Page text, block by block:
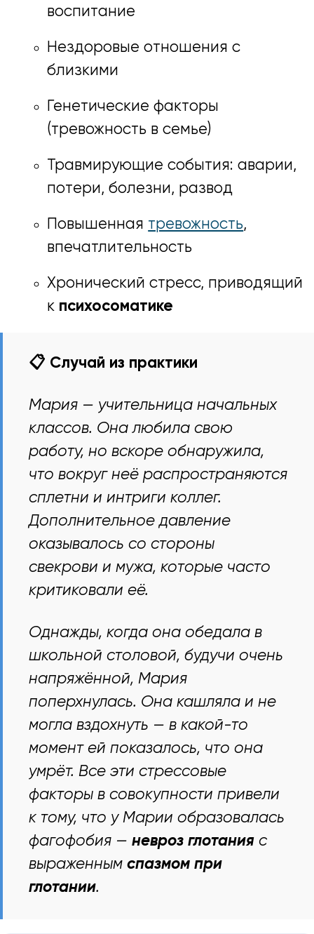
воспитание
Нездоровые отношения с
близкими
Генетические факторы
(тревожность в семье)
Травмирующие события: аварии,
потери, болезни, развод
Повышенная тревожность,
впечатлительность
Хронический стресс, приводящий
к психосоматике
📋 Случай из практики
Мария — учительница начальных
классов. Она любила свою
работу, но вскоре обнаружила,
что вокруг неё распространяются
сплетни и интриги коллег.
Дополнительное давление
оказывалось со стороны
свекрови и мужа, которые часто
критиковали её.
Однажды, когда она обедала в
школьной столовой, будучи очень
напряжённой, Мария
поперхнулась. Она кашляла и не
могла вздохнуть — в какой-то
момент ей показалось, что она
умрёт. Все эти стрессовые
факторы в совокупности привели
к тому, что у Марии образовалась
фагофобия —невроз глотания с
выраженнымспазмом при
глотании.